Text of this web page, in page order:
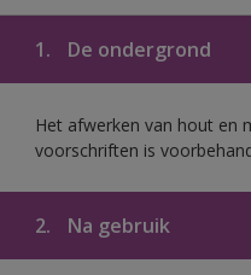
1. De ondergrond
Het afwerken van hout en
voorschriften is
2. Na gebruik